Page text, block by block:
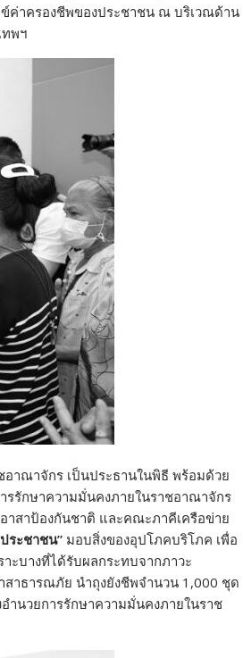
ค่าครองชีพของประชาชน ณ บริเวณด้าน
พฯ
าณาจักร เป็นประธานในพิธี พร้อมด้วย
รรักษาความมั่นคงภายในราชอาณาจักร
สาป้องกันชาติ และคณะภาคีเครือข่าย
ระชาชน” มอบสิ่งของอุปโภคบริโภค เพื่อ
ะบางที่ได้รับผลกระทบจากภาวะ
าธารณภัย นำถุงยังชีพจำนวน 1,000 ชุด
นวยการรักษาความมั่นคงภายในราช